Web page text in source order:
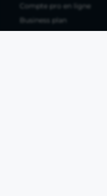
Compte pro en ligne
Business plan